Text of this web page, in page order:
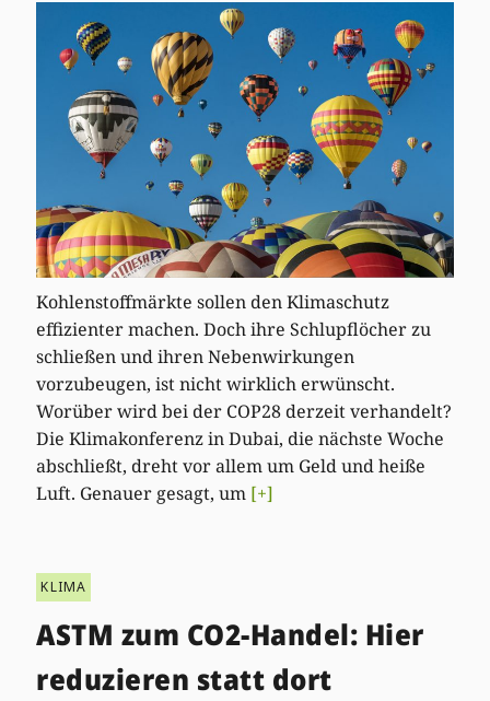
Kohlenstoffmärkte sollen den Klimaschutz
effizienter machen. Doch ihre Schlupflöcher zu
schließen und ihren Nebenwirkungen
vorzubeugen, ist nicht wirklich erwünscht.
Worüber wird bei der COP28 derzeit verhandelt?
Die Klimakonferenz in Dubai, die nächste Woche
abschließt, dreht vor allem um Geld und heiße
Luft. Genauer gesagt, um [+]
KLIMA
ASTM zum CO2-Handel: Hier
reduzieren statt dort